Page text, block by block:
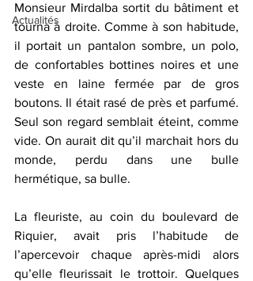
Actualités
Monsieur Mirdalba sortit du bâtiment et
tourna à droite. Comme à son habitude,
il portait un pantalon sombre, un polo,
de confortables bottines noires et une
veste en laine fermée par de gros
boutons. Il était rasé de près et parfumé.
Seul son regard semblait éteint, comme
vide. On aurait dit qu’il marchait hors du
monde, perdu dans une bulle
hermétique, sa bulle.
La fleuriste, au coin du boulevard de
Riquier, avait pris l’habitude de
l’apercevoir chaque après-midi alors
qu’elle fleurissait le trottoir. Quelques